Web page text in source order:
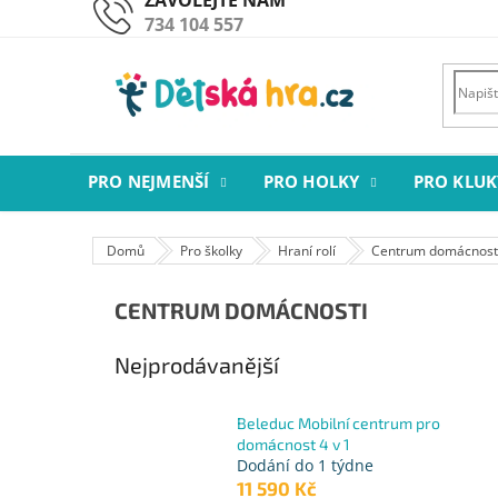
734 104 557
PRO NEJMENŠÍ PRO HOLKY PRO
Domů Pro školky Hraní rolí Centrum
CENTRUM DOMÁCNOSTI
Nejprodávanější
Beleduc Mobilní centrum pro
domácnost 4 v 1
Dodání do 1 týdne
11 590 Kč